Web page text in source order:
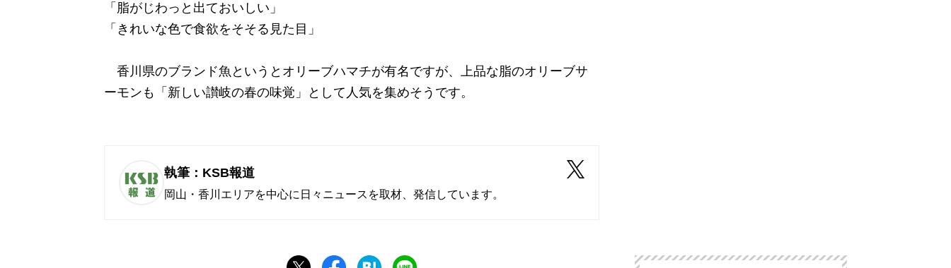
「脂がじわっと出ておいしい」
「きれいな色で食欲をそそる見た目」
香川県のブランド魚というとオリーブハマチが有名ですが、上品な脂のオリーブサ
ーモンも「新しい讃岐の春の味覚」として人気を集めそうです。
執筆：KSB報道
岡山・香川エリアを中心に日々ニュースを取材、発信しています。